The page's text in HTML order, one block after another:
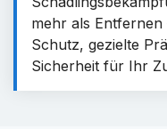
mehr als
Schutz, gezielte
Sicherheit für Ihr